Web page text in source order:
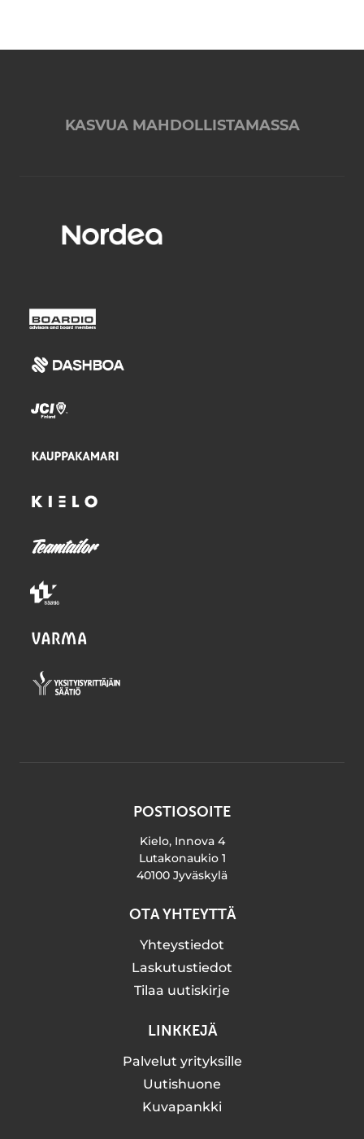
KASVUA MAHDOLLISTAMASSA
POSTIOSOITE
Kielo, Innova 4
Lutakonaukio 1
40100 Jyväskylä
OTA YHTEYTTÄ
Yhteystiedot
Laskutustiedot
Tilaa uutiskirje
LINKKEJÄ
Palvelut yrityksille
Uutishuone
Kuvapankki